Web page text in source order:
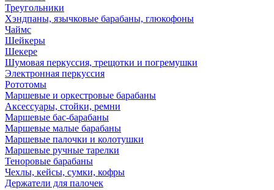
Треугольники
Хэндпаны, язычковые барабаны, глюкофоны
Чаймс
Шейкеры
Шекере
Шумовая перкуссия, трещотки и погремушки
Электронная перкуссия
Рототомы
Маршевые и оркестровые барабаны
Аксессуары, стойки, ремни
Маршевые бас-барабаны
Маршевые малые барабаны
Маршевые палочки и колотушки
Маршевые ручные тарелки
Теноровые барабаны
Чехлы, кейсы, сумки, кофры
Держатели для палочек